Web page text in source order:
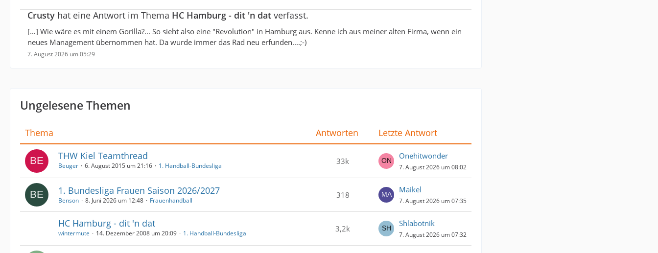
Crusty hat eine Antwort im Thema HC Hamburg - dit 'n dat verfasst.
[…] Wie wäre es mit einem Gorilla?... So sieht also eine "Revolution" in Hamburg aus. Kenne ich aus meiner alten Firma, wenn ein
neues Management übernommen hat. Da wurde immer das Rad neu erfunden....;-)
7. August 2026 um 05:29
Ungelesene Themen
Thema Antworten
Letzte Antwort
THW Kiel Teamthread
Beuger 6. August 2015 um 21:16 1. Handball-Bundesliga 33k
Onehitwonder
7. August 2026 um 08:02
1. Bundesliga Frauen Saison 2026/2027
Benson 8. Juni 2026 um 12:48 Frauenhandball
318
Maikel
7. August 2026 um 07:35
HC Hamburg - dit 'n dat
wintermute 14. Dezember 2008 um 20:09 1. Handball-Bundesliga 3,2k
Shlabotnik
7. August 2026 um 07:32